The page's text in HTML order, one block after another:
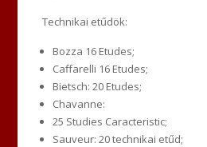
Technikai etűdök:
Bozza 16 Etudes;
Caffarelli 16 Etudes;
Bietsch: 20 Etudes;
Chavanne:
25 Studies Caracteristic;
Sauveur: 20 technikai etűd;